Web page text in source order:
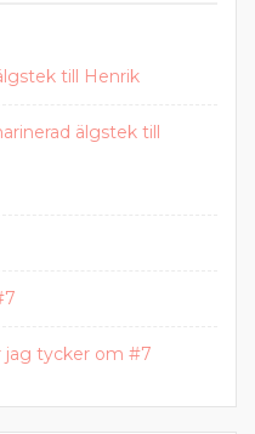
till Henrik
älgstek till
jag tycker om #7